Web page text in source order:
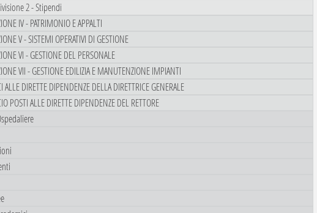
2 - Stipendi
IV - PATRIMONIO E APPALTI
V - SISTEMI OPERATIVI DI GESTIONE
VI - GESTIONE DEL PERSONALE
VII - GESTIONE EDILIZIA E MANUTENZIONE IMPIANTI
ALLE DIRETTE DIPENDENZE DELLA DIRETTRICE GENERALE
POSTI ALLE DIRETTE DIPENDENZE DEL RETTORE